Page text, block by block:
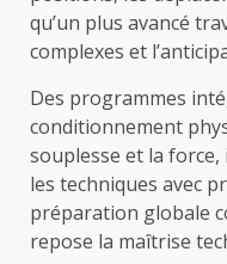
qu’un plus avancé
complexes et
Des programmes
conditionnement
souplesse et la
les techniques avec
préparation globale
repose la maîtrise